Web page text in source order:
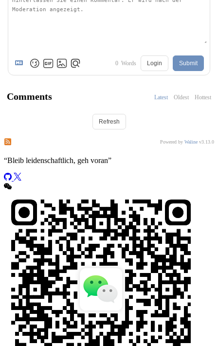
0 Words Login Submit
Comments Latest Oldest Hottest
Refresh
Powered by Waline v3.13.0
“Bleib leidenschaftlich, geh voran”